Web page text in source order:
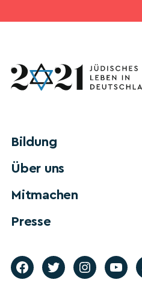
Bildung
Über uns
Mitmachen
Presse